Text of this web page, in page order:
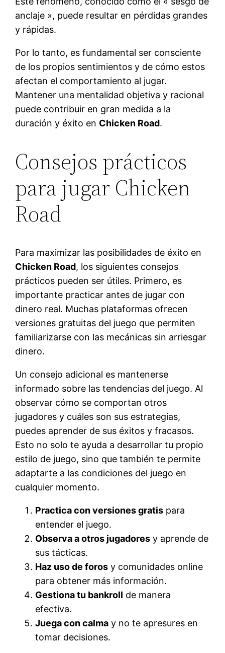
anclaje », puede resultar en pérdidas grandes
y rápidas.
Por lo tanto, es fundamental ser consciente
de los propios sentimientos y de cómo estos
afectan el comportamiento al jugar.
Mantener una mentalidad objetiva y racional
puede contribuir en gran medida a la
duración y éxito en Chicken Road.
Consejos prácticos
para jugar Chicken
Road
Para maximizar las posibilidades de éxito en
Chicken Road, los siguientes consejos
prácticos pueden ser útiles. Primero, es
importante practicar antes de jugar con
dinero real. Muchas plataformas ofrecen
versiones gratuitas del juego que permiten
familiarizarse con las mecánicas sin arriesgar
dinero.
Un consejo adicional es mantenerse
informado sobre las tendencias del juego. Al
observar cómo se comportan otros
jugadores y cuáles son sus estrategias,
puedes aprender de sus éxitos y fracasos.
Esto no solo te ayuda a desarrollar tu propio
estilo de juego, sino que también te permite
adaptarte a las condiciones del juego en
cualquier momento.
Practica con versiones gratis para
entender el juego.
Observa a otros jugadores y aprende de
sus tácticas.
Haz uso de foros y comunidades online
para obtener más información.
Gestiona tu bankroll de manera
efectiva.
Juega con calma y no te apresures en
tomar decisiones.